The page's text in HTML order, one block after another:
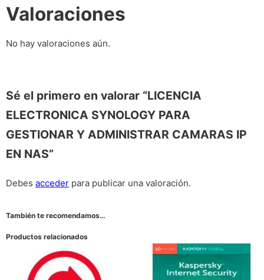
Valoraciones
No hay valoraciones aún.
Sé el primero en valorar “LICENCIA
ELECTRONICA SYNOLOGY PARA
GESTIONAR Y ADMINISTRAR CAMARAS IP
EN NAS”
Debes acceder para publicar una valoración.
También te recomendamos…
Productos relacionados